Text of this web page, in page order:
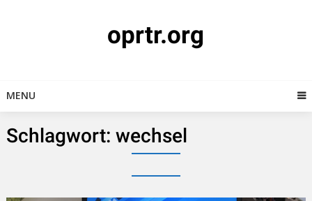
oprtr.org
MENU
Schlagwort: wechsel